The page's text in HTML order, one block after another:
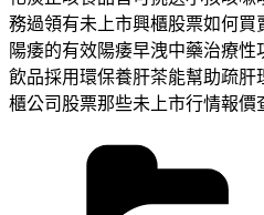
務過領有未上市興櫃股票如何
陽痿的有效陽痿早洩中藥治療
飲品採用環保養肝茶能幫助疏
櫃公司股票那些未上市行情報價